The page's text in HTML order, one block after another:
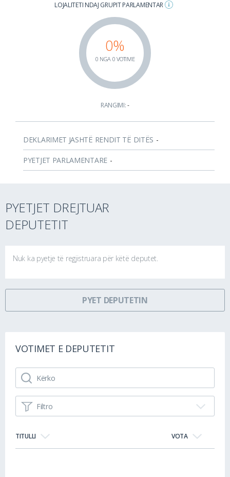
LOJALITETI NDAJ GRUPIT PARLAMENTAR
0%
0 NGA 0 VOTIME
RANGIMI:-
DEKLARIMET JASHTË RENDIT TË DITËS -
PYETJET PARLAMENTARE -
PYETJET DREJTUAR
DEPUTETIT
Nuk ka pyetje të regjistruara për këtë deputet.
PYET DEPUTETIN
VOTIMET E DEPUTETIT
Filtro
TITULLI VOTA